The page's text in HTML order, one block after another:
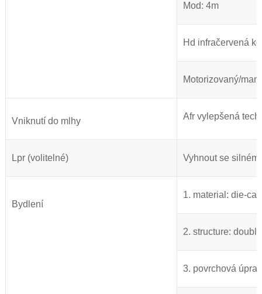
Mod: 4m
Hd infračervená
Motorizovaný/
Vniknutí do mlhy Afr vylepšená
Lpr (volitelné) Vyhnout se
Bydlení
1. material: die-
2. structure:
3. povrchová